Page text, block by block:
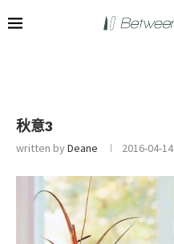
秋意3
written byDeane 2016-04-14